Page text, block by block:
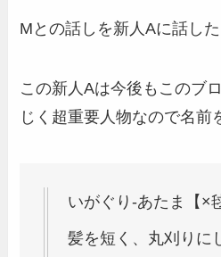
Mとの話しを新人Aに話した
この新人Aは今後もこのブ
じく超重要人物なので名前
いがぐり‐あたま【×
髪を短く、丸刈りに